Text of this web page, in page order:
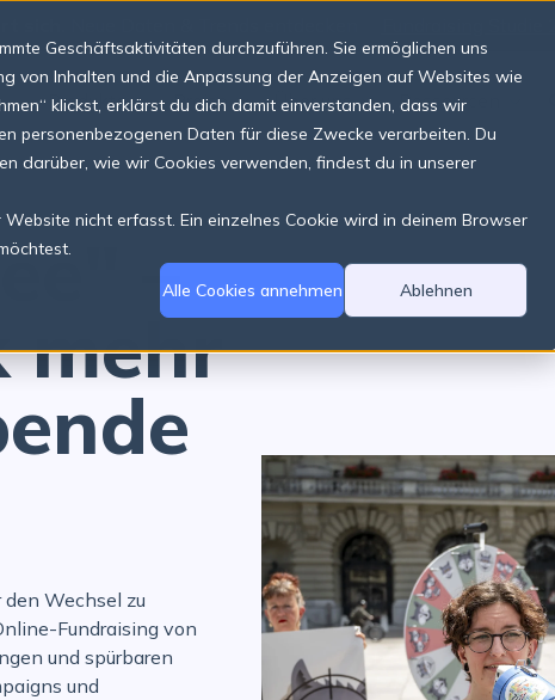
Geschäftsaktivitäten durchzuführen. Sie ermöglichen uns
von Inhalten und die Anpassung der Anzeigen auf Websites wie
klickst, erklärst du dich damit einverstanden, dass wir
personenbezogenen Daten für diese Zwecke verarbeiten. Du
darüber, wie wir Cookies verwenden, findest du in unserer
nicht erfasst. Ein einzelnes Cookie wird in deinem Browser
Alle Cookies annehmen
Ablehnen
Fundraising
Produkte Preise Über uns Ressourcen
–
mehr
Wechsel zu
Fundraising von
und spürbaren
und